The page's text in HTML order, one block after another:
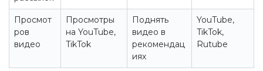
Просмот
ров
видео
Просмотры
на YouTube,
TikTok
Поднять
видео в
рекомендац
иях
YouTube,
TikTok,
Rutube